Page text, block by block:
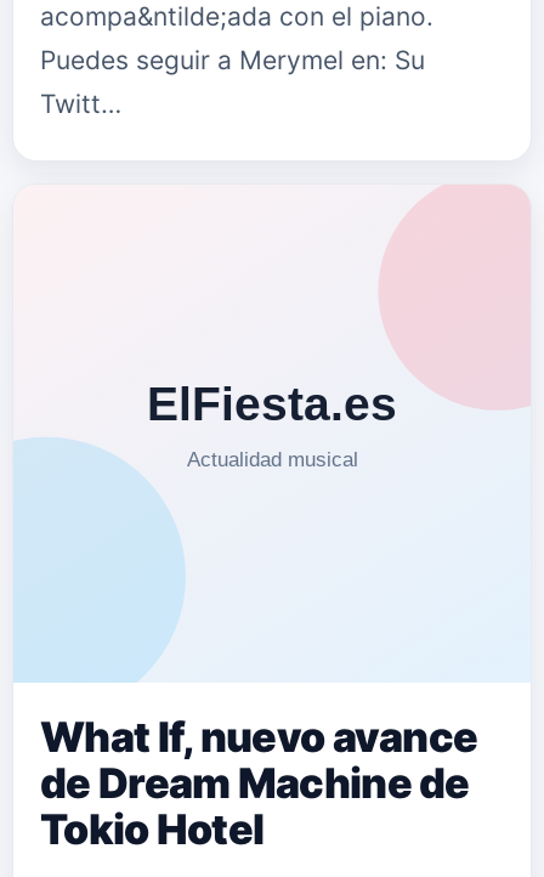
acompa&ntilde;ada con el piano.
Puedes seguir a Merymel en: Su
Twitt…
What If, nuevo avance
de Dream Machine de
Tokio Hotel